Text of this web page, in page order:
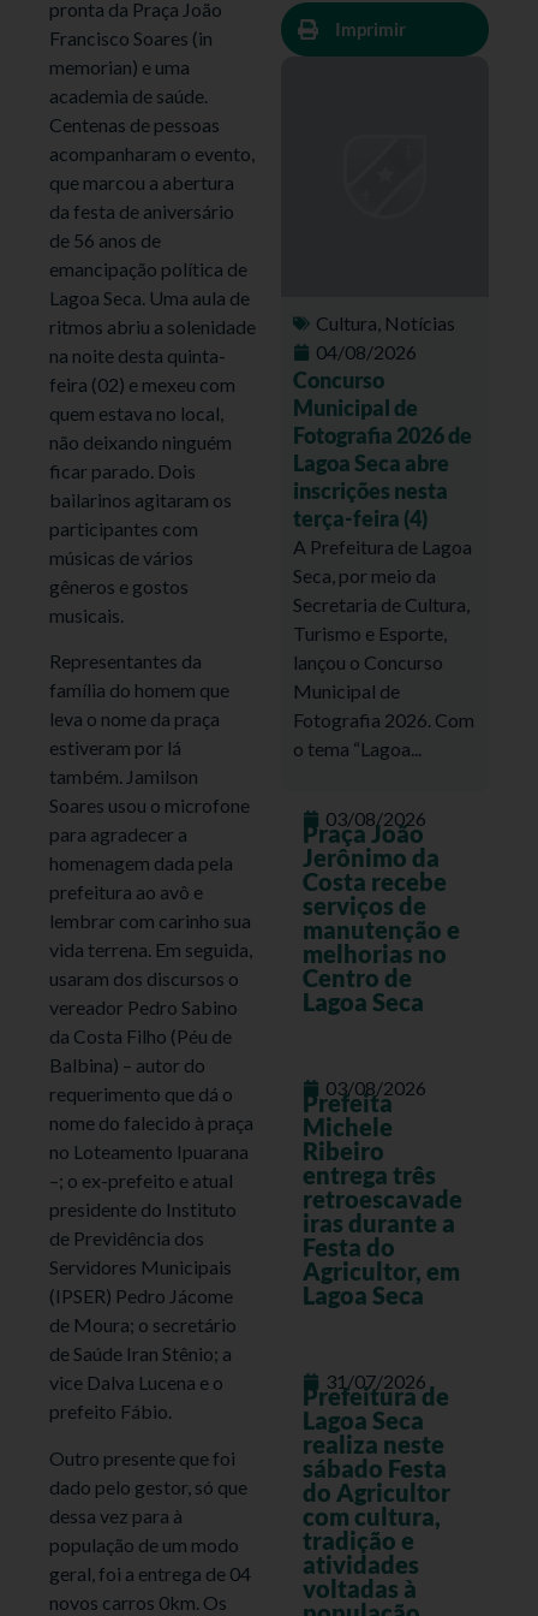
pronta da Praça João
Francisco Soares (in
memorian) e uma
academia de saúde.
Centenas de pessoas
acompanharam o evento,
que marcou a abertura
da festa de aniversário
de 56 anos de
emancipação política de
Lagoa Seca. Uma aula de
ritmos abriu a solenidade
na noite desta quinta-
feira (02) e mexeu com
quem estava no local,
não deixando ninguém
ficar parado. Dois
bailarinos agitaram os
participantes com
músicas de vários
gêneros e gostos
musicais.
Representantes da
família do homem que
leva o nome da praça
estiveram por lá
também. Jamilson
Soares usou o microfone
para agradecer a
homenagem dada pela
prefeitura ao avô e
lembrar com carinho sua
vida terrena. Em seguida,
usaram dos discursos o
vereador Pedro Sabino
da Costa Filho (Péu de
Balbina) – autor do
requerimento que dá o
nome do falecido à praça
no Loteamento Ipuarana
–; o ex-prefeito e atual
presidente do Instituto
de Previdência dos
Servidores Municipais
(IPSER) Pedro Jácome
de Moura; o secretário
de Saúde Iran Stênio; a
vice Dalva Lucena e o
prefeito Fábio.
Outro presente que foi
dado pelo gestor, só que
dessa vez para à
população de um modo
geral, foi a entrega de 04
novos carros 0km. Os
Imprimir
Cultura, Notícias
04/08/2026
Concurso
Municipal de
Fotografia 2026 de
Lagoa Seca abre
inscrições nesta
terça-feira (4)
A Prefeitura de Lagoa
Seca, por meio da
Secretaria de Cultura,
Turismo e Esporte,
lançou o Concurso
Municipal de
Fotografia 2026. Com
o tema “Lagoa...
03/08/2026
Praça João
Jerônimo da
Costa recebe
serviços de
manutenção e
melhorias no
Centro de
Lagoa Seca
03/08/2026
Prefeita
Michele
Ribeiro
entrega três
retroescavade
iras durante a
Festa do
Agricultor, em
Lagoa Seca
31/07/2026
Prefeitura de
Lagoa Seca
realiza neste
sábado Festa
do Agricultor
com cultura,
tradição e
atividades
voltadas à